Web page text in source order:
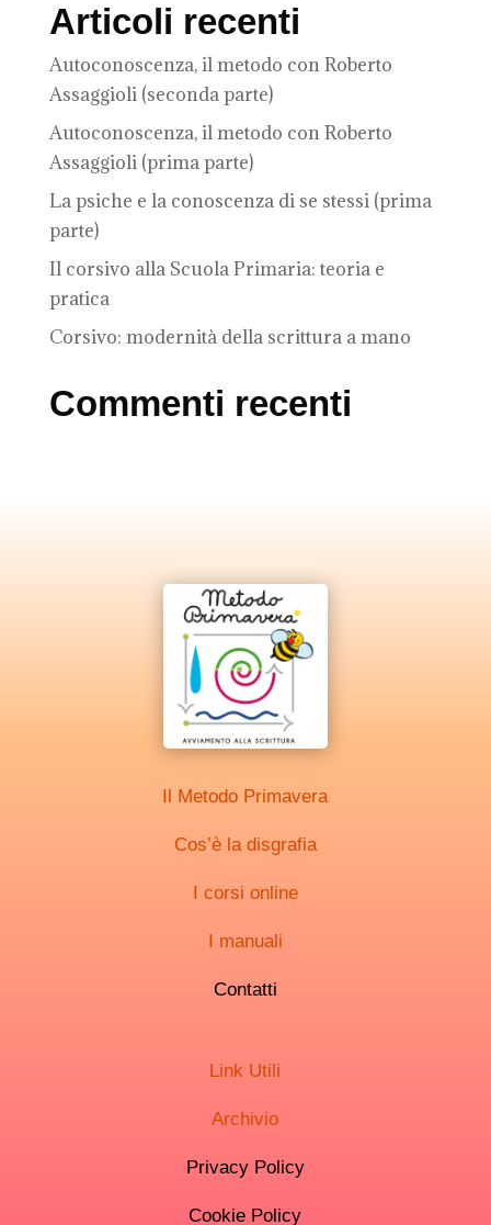
Articoli recenti
Autoconoscenza, il metodo con Roberto
Assaggioli (seconda parte)
Autoconoscenza, il metodo con Roberto
Assaggioli (prima parte)
La psiche e la conoscenza di se stessi (prima
parte)
Il corsivo alla Scuola Primaria: teoria e
pratica
Corsivo: modernità della scrittura a mano
Commenti recenti
Il Metodo Primavera
Cos’è la disgrafia
I corsi online
I manuali
Contatti
Link Utili
Archivio
Privacy Policy
Cookie Policy